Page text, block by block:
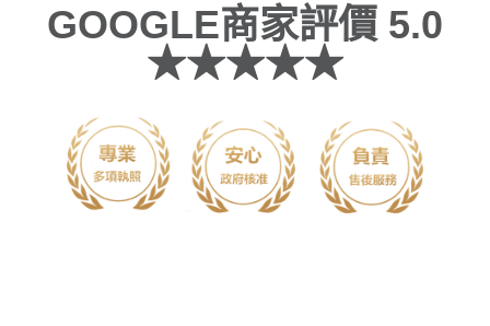
GOOGLE商家評價 5.0
★★★★★